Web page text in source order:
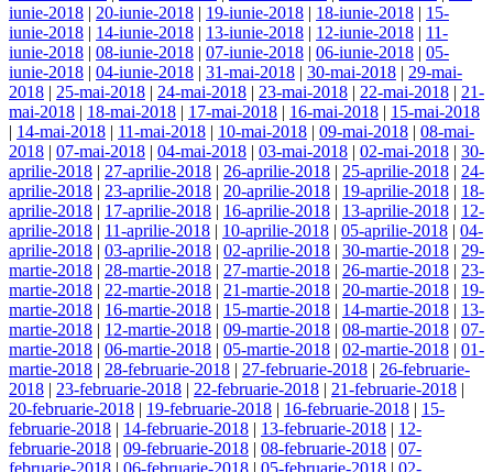
iunie-2018 | 20-iunie-2018 | 19-iunie-2018 | 18-iunie-2018 | 15-
iunie-2018 | 14-iunie-2018 | 13-iunie-2018 | 12-iunie-2018 | 11-
iunie-2018 | 08-iunie-2018 | 07-iunie-2018 | 06-iunie-2018 | 05-
iunie-2018 | 04-iunie-2018 | 31-mai-2018 | 30-mai-2018 | 29-mai-
2018 | 25-mai-2018 | 24-mai-2018 | 23-mai-2018 | 22-mai-2018 | 21-
mai-2018 | 18-mai-2018 | 17-mai-2018 | 16-mai-2018 | 15-mai-2018
| 14-mai-2018 | 11-mai-2018 | 10-mai-2018 | 09-mai-2018 | 08-mai-
2018 | 07-mai-2018 | 04-mai-2018 | 03-mai-2018 | 02-mai-2018 | 30-
aprilie-2018 | 27-aprilie-2018 | 26-aprilie-2018 | 25-aprilie-2018 | 24-
aprilie-2018 | 23-aprilie-2018 | 20-aprilie-2018 | 19-aprilie-2018 | 18-
aprilie-2018 | 17-aprilie-2018 | 16-aprilie-2018 | 13-aprilie-2018 | 12-
aprilie-2018 | 11-aprilie-2018 | 10-aprilie-2018 | 05-aprilie-2018 | 04-
aprilie-2018 | 03-aprilie-2018 | 02-aprilie-2018 | 30-martie-2018 | 29-
martie-2018 | 28-martie-2018 | 27-martie-2018 | 26-martie-2018 | 23-
martie-2018 | 22-martie-2018 | 21-martie-2018 | 20-martie-2018 | 19-
martie-2018 | 16-martie-2018 | 15-martie-2018 | 14-martie-2018 | 13-
martie-2018 | 12-martie-2018 | 09-martie-2018 | 08-martie-2018 | 07-
martie-2018 | 06-martie-2018 | 05-martie-2018 | 02-martie-2018 | 01-
martie-2018 | 28-februarie-2018 | 27-februarie-2018 | 26-februarie-
2018 | 23-februarie-2018 | 22-februarie-2018 | 21-februarie-2018 |
20-februarie-2018 | 19-februarie-2018 | 16-februarie-2018 | 15-
februarie-2018 | 14-februarie-2018 | 13-februarie-2018 | 12-
februarie-2018 | 09-februarie-2018 | 08-februarie-2018 | 07-